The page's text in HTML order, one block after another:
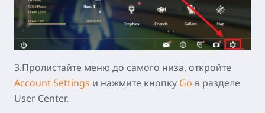
3.Пролистайте меню до самого низа, откройте
Account Settings и нажмите кнопку Go в разделе
User Center.